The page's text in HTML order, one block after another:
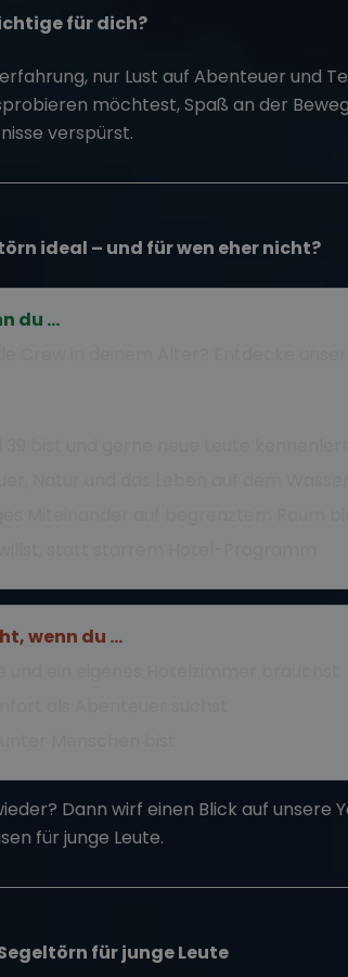
für dich?
nur Lust auf Abenteuer und
möchtest, Spaß an der
verspürst.
ideal – und für wen eher nicht?
du …
wenn du …
Dann wirf einen Blick auf unsere
für junge Leute.
für junge Leute